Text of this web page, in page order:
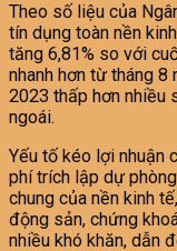
Theo số liệu của
tín dụng toàn nền
tăng 6,81% so với
nhanh hơn từ tháng
2023 thấp hơn nhiều
ngoái.
Yếu tố kéo lợi nhuận
phí trích lập dự
chung của nền kinh
động sản, chứng
nhiều khó khăn, dẫn